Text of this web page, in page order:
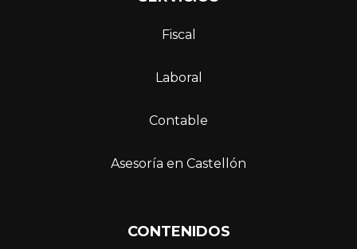
Fiscal
Laboral
Contable
Asesoría en Castellón
CONTENIDOS